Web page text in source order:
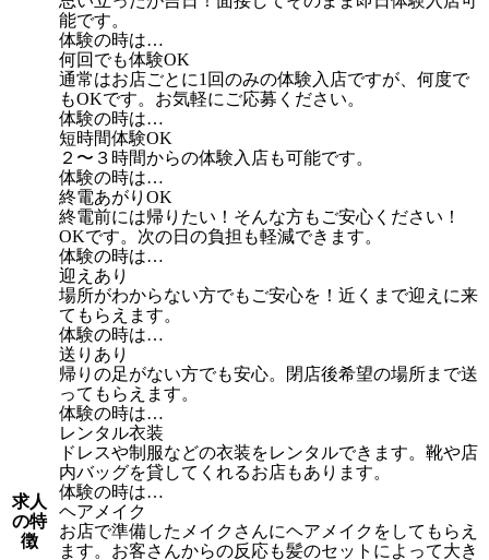
求人
の特
徴
能です。
体験の時は…
何回でも体験OK
通常はお店ごとに1回のみの体験入店ですが、何度で
もOKです。お気軽にご応募ください。
体験の時は…
短時間体験OK
２〜３時間からの体験入店も可能です。
体験の時は…
終電あがりOK
終電前には帰りたい！そんな方もご安心ください！
OKです。次の日の負担も軽減できます。
体験の時は…
迎えあり
場所がわからない方でもご安心を！近くまで迎えに来
てもらえます。
体験の時は…
送りあり
帰りの足がない方でも安心。閉店後希望の場所まで送
ってもらえます。
体験の時は…
レンタル衣装
ドレスや制服などの衣装をレンタルできます。靴や店
内バッグを貸してくれるお店もあります。
体験の時は…
ヘアメイク
お店で準備したメイクさんにヘアメイクをしてもらえ
ます。お客さんからの反応も髪のセットによって大き